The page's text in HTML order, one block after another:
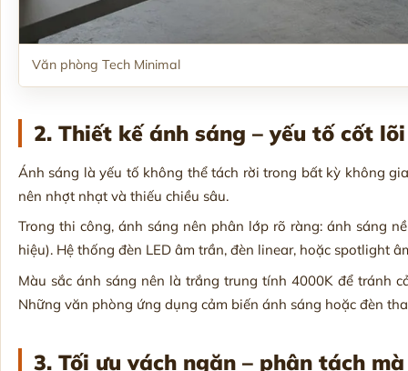
Văn phòng Tech Minimal
2. Thiết kế ánh sáng – yếu tố cốt
Ánh sáng là yếu tố không thể tách rời trong bất kỳ không
nên nhợt nhạt và thiếu chiều sâu.
Trong thi công, ánh sáng nên phân lớp rõ ràng: ánh sáng
hiệu). Hệ thống đèn LED âm trần, đèn linear, hoặc spotlight
Màu sắc ánh sáng nên là trắng trung tính 4000K để tránh
Những văn phòng ứng dụng cảm biến ánh sáng hoặc đèn
3. Tối ưu vách ngăn – phân tách